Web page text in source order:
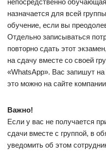
непосредственно
назначается для всей
обучение, если вы
Отдельно записываться
повторно сдать этот
на сдачу вместе со своей
«WhatsApp». Вас запишут
это можно на сайте
Важно!
Если у вас не получается
сдачи вместе с группой, в
уведомить об этом